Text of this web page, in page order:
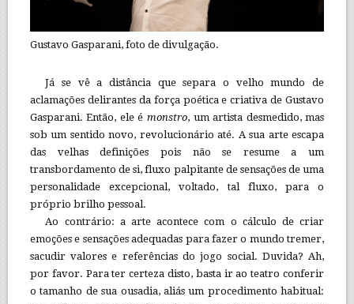
Gustavo Gasparani, foto de divulgação.
Já se vê a distância que separa o velho mundo de
aclamações delirantes da força poética e criativa de Gustavo
Gasparani. Então, ele é monstro, um artista desmedido, mas
sob um sentido novo, revolucionário até. A sua arte escapa
das velhas definições pois não se resume a um
transbordamento de si, fluxo palpitante de sensações de uma
personalidade excepcional, voltado, tal fluxo, para o
próprio brilho pessoal.
Ao contrário: a arte acontece com o cálculo de criar
emoções e sensações adequadas para fazer o mundo tremer,
sacudir valores e referências do jogo social. Duvida? Ah,
por favor. Para ter certeza disto, basta ir ao teatro conferir
o tamanho de sua ousadia, aliás um procedimento habitual: